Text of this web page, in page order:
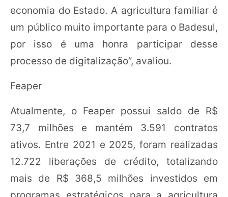
economia do Estado. A agricultura familiar é
um público muito importante para o Badesul,
por isso é uma honra participar desse
processo de digitalização”, avaliou.
Feaper
Atualmente, o Feaper possui saldo de R$
73,7 milhões e mantém 3.591 contratos
ativos. Entre 2021 e 2025, foram realizadas
12.722 liberações de crédito, totalizando
mais de R$ 368,5 milhões investidos em